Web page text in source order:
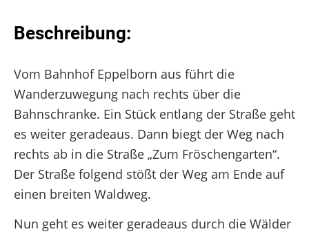
Beschreibung:
Vom Bahnhof Eppelborn aus führt die
Wanderzuwegung nach rechts über die
Bahnschranke. Ein Stück entlang der Straße geht
es weiter geradeaus. Dann biegt der Weg nach
rechts ab in die Straße „Zum Fröschengarten“.
Der Straße folgend stößt der Weg am Ende auf
einen breiten Waldweg.
Nun geht es weiter geradeaus durch die Wälder